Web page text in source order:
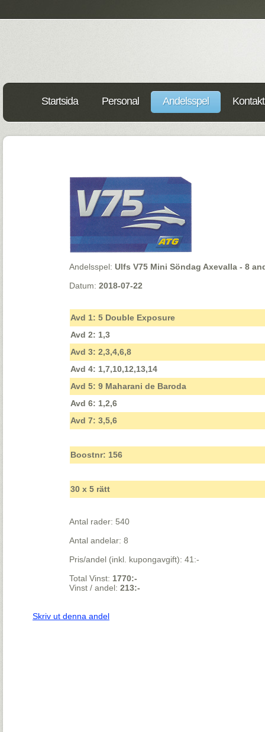
Startsida Personal Andelsspel
Andelsspel:Ulfs V75 Mini Söndag Axevalla - 8
Datum:2018-07-22
Avd 1: 5 Double Exposure
Avd 2: 1,3
Avd 3: 2,3,4,6,8
Avd 4: 1,7,10,12,13,14
Avd 5: 9 Maharani de Baroda
Avd 6: 1,2,6
Avd 7: 3,5,6
Boostnr: 156
30 x 5 rätt
Antal rader: 540
Antal andelar: 8
Pris/andel (inkl. kupongavgift): 41:-
Total Vinst: 1770:-
Vinst / andel:213:-
Skriv ut denna andel